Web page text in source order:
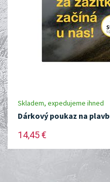
Skladem, expedujeme ihned
Dárkový poukaz na
14,45 €